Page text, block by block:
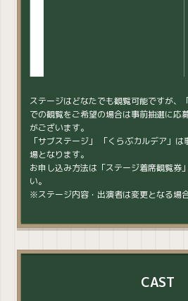
ステージはどなたでも観覧可能ですが、
での観覧をご希望の場合は事前抽選に応
がございます。
「サブステージ」 「くらぶカルデア」
場となります。
お申し込み方法は「ステージ着席観覧券
い。
※ステージ内容・出演者は変更となる場
CAST